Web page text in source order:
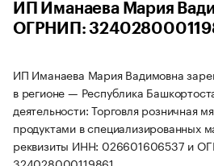
ИП Иманаева Мария
ОГРНИП:
ИП Иманаева Мария Вадимовна
в регионе — Республика
деятельности: Торговля розничная
продуктами в специализированных
реквизиты ИНН: 026601606537 и